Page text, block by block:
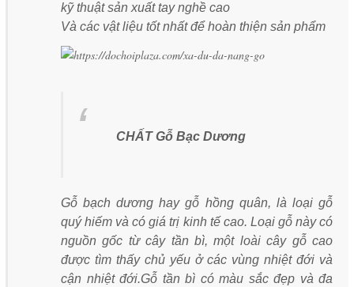
kỹ thuật sản xuất tay nghề cao
Và các vật liệu tốt nhất để hoàn thiện sản phẩm
CHẤT Gỗ Bạc Dương
Gỗ bạch dương hay gỗ hồng quân, là loại gỗ
quý hiếm và có giá trị kinh tế cao. Loại gỗ này có
nguồn gốc từ cây tần bì, một loài cây gỗ cao
được tìm thấy chủ yếu ở các vùng nhiệt đới và
cận nhiệt đới.Gỗ tần bì có màu sắc đẹp và đa